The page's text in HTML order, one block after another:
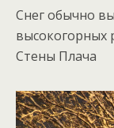
Снег обычно
высокогорных
Стены Плача